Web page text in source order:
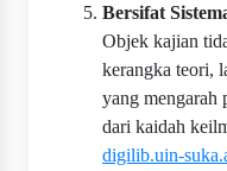
Bersifat
Objek kajian
kerangka teori,
yang mengarah
dari kaidah
digilib.uin-